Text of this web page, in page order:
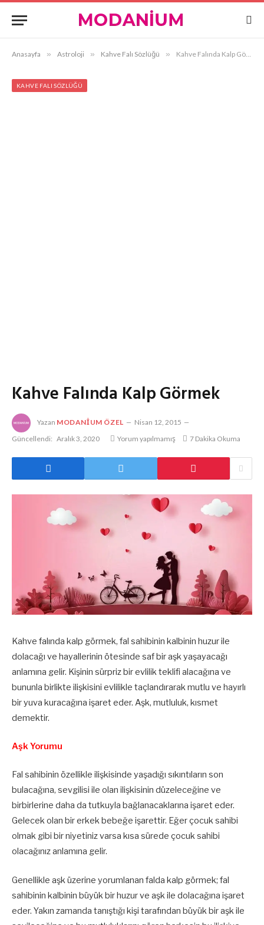
Anasayfa » Astroloji » Kahve Falı Sözlüğü » Kahve Falında Kalp Görmek
KAHVE FALI SÖZLÜĞÜ
Kahve Falında Kalp Görmek
Yazan MODANIUM ÖZEL
Nisan 12, 2015
Güncellendi: Aralık 3, 2020 Yorum yapılmamış 7 Dakika Okuma
Kahve falında kalp görmek, fal sahibinin kalbinin huzur ile
dolacağı ve hayallerinin ötesinde saf bir aşk yaşayacağı
anlamına gelir. Kişinin sürpriz bir evlilik teklifi alacağına ve
bununla birlikte ilişkisini evlilikle taçlandırarak mutlu ve hayırlı
bir yuva kuracağına işaret eder. Aşk, mutluluk, kısmet
demektir.
Aşk Yorumu
Fal sahibinin özellikle ilişkisinde yaşadığı sıkıntıların son
bulacağına, sevgilisi ile olan ilişkisinin düzeleceğine ve
birbirlerine daha da tutkuyla bağlanacaklarına işaret eder.
Gelecek olan bir erkek bebeğe işarettir. Eğer çocuk sahibi
olmak gibi bir niyetiniz varsa kısa sürede çocuk sahibi
olacağınız anlamına gelir.
Genellikle aşk üzerine yorumlanan falda kalp görmek; fal
sahibinin kalbinin büyük bir huzur ve aşk ile dolacağına işaret
eder. Yakın zamanda tanıştığı kişi tarafından büyük bir aşk ile